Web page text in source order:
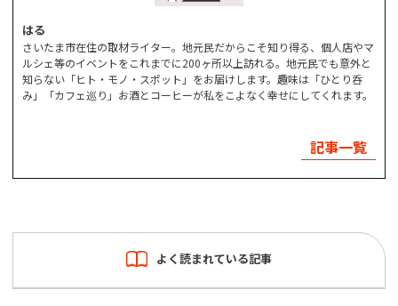
はる
さいたま市在住の取材ライター。地元民だからこそ知り得る、個人店やマ
ルシェ等のイベントをこれまでに200ヶ所以上訪れる。地元民でも意外と
知らない「ヒト・モノ・スポット」をお届けします。趣味は「ひとり呑
み」「カフェ巡り」お酒とコーヒーが私をこよなく幸せにしてくれます。
記事一覧
よく読まれている記事